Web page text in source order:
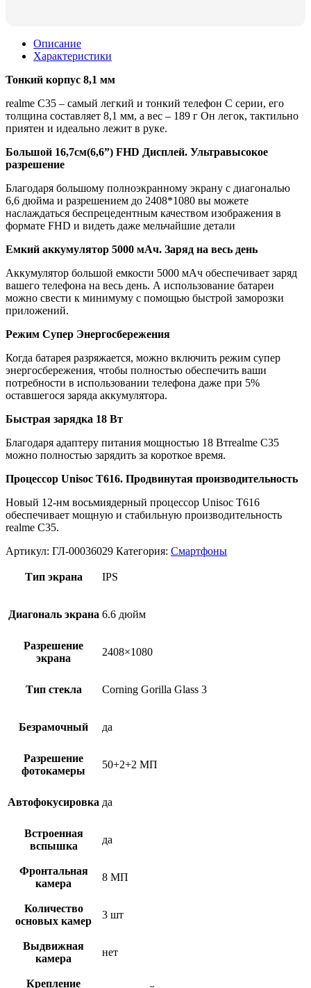
Описание
Характеристики
Тонкий корпус 8,1 мм
realme C35 – самый легкий и тонкий телефон С серии, его
толщина составляет 8,1 мм, а вес – 189 г Он легок, тактильно
приятен и идеально лежит в руке.
Большой 16,7см(6,6”) FHD Дисплей. Ультравысокое
разрешение
Благодаря большому полноэкранному экрану с диагональю
6,6 дюйма и разрешением до 2408*1080 вы можете
наслаждаться беспрецедентным качеством изображения в
формате FHD и видеть даже мельчайшие детали
Емкий аккумулятор 5000 мАч. Заряд на весь день
Аккумулятор большой емкости 5000 мАч обеспечивает заряд
вашего телефона на весь день. А использование батареи
можно свести к минимуму с помощью быстрой заморозки
приложений.
Режим Супер Энергосбережения
Когда батарея разряжается, можно включить режим супер
энергосбережения, чтобы полностью обеспечить ваши
потребности в использовании телефона даже при 5%
оставшегося заряда аккумулятора.
Быстрая зарядка 18 Вт
Благодаря адаптеру питания мощностью 18 Втrealme C35
можно полностью зарядить за короткое время.
Процессор Unisoc T616. Продвинутая производительность
Новый 12-нм восьмиядерный процессор Unisoc T616
обеспечивает мощную и стабильную производительность
realme C35.
Артикул: ГЛ-00036029 Категория: Смартфоны
Тип экрана IPS
Диагональ экрана 6.6 дюйм
Разрешение
экрана
2408×1080
Тип стекла Corning Gorilla Glass 3
Безрамочный да
Разрешение
фотокамеры
50+2+2 МП
Автофокусировка да
Встроенная
вспышка
да
Фронтальная
камера
8 МП
Количество
основых камер
3 шт
Выдвижная
камера
нет
Крепление